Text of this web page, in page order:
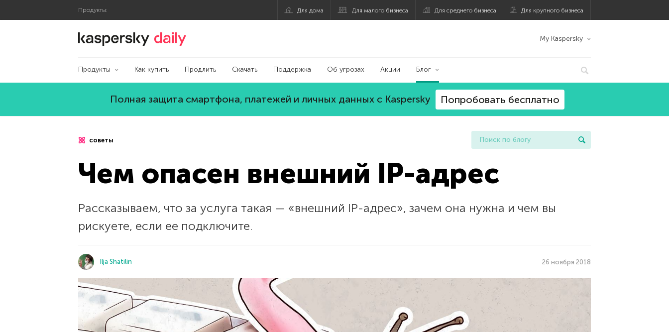
Продукты: Для дома Для малого бизнеса Для среднего бизнеса Для крупного бизнеса
Блог Касперского My Kaspersky
Продукты Как купить Продлить Скачать Поддержка Об угрозах Акции Блог
Полная защита смартфона, платежей и личных данных с Kaspersky Попробовать бесплатно
советы
Чем опасен внешний IP-адрес
Рассказываем, что за услуга такая — «внешний IP-адрес», зачем она нужна и чем вы
рискуете, если ее подключите.
Ilja Shatilin 26 ноября 2018